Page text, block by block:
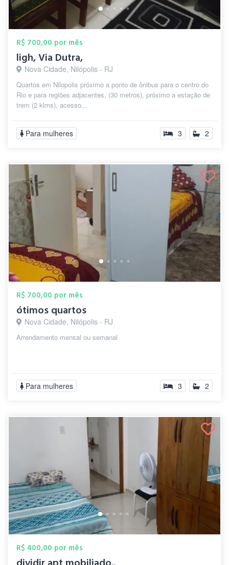
R$ 700,00 por mês
ligh, Via Dutra,
Nova Cidade, Nilópolis - RJ
Quartos em Nilopolis próximo a ponto de ônibus para o centro do
Rio e para regiões adjacentes, (30 metros), próximo a estação de
trem (2 klms), acesso...
Para mulheres 3 2
R$ 700,00 por mês
ótimos quartos
Nova Cidade, Nilópolis - RJ
Arrendamento mensal ou semanal
Para mulheres 3 2
R$ 400,00 por mês